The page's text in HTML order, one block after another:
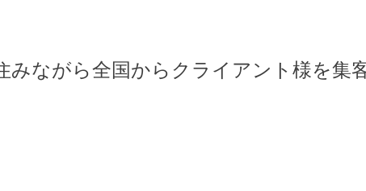
みながら全国からクライアント様を集